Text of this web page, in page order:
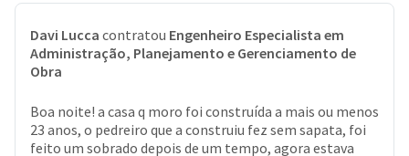
Davi Lucca contratou Engenheiro Especialista em
Administração, Planejamento e Gerenciamento de
Obra
Boa noite! a casa q moro foi construída a mais ou menos
23 anos, o pedreiro que a construiu fez sem sapata, foi
feito um sobrado depois de um tempo, agora estava